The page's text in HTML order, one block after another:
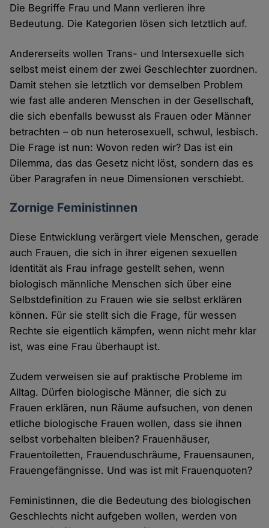
Die Begriffe Frau und Mann verlieren ihre
Bedeutung. Die Kategorien lösen sich letztlich auf.
Andererseits wollen Trans- und Intersexuelle sich
selbst meist einem der zwei Geschlechter zuordnen.
Damit stehen sie letztlich vor demselben Problem
wie fast alle anderen Menschen in der Gesellschaft,
die sich ebenfalls bewusst als Frauen oder Männer
betrachten – ob nun heterosexuell, schwul, lesbisch.
Die Frage ist nun: Wovon reden wir? Das ist ein
Dilemma, das das Gesetz nicht löst, sondern das es
über Paragrafen in neue Dimensionen verschiebt.
Zornige Feministinnen
Diese Entwicklung verärgert viele Menschen, gerade
auch Frauen, die sich in ihrer eigenen sexuellen
Identität als Frau infrage gestellt sehen, wenn
biologisch männliche Menschen sich über eine
Selbstdefinition zu Frauen wie sie selbst erklären
können. Für sie stellt sich die Frage, für wessen
Rechte sie eigentlich kämpfen, wenn nicht mehr klar
ist, was eine Frau überhaupt ist.
Zudem verweisen sie auf praktische Probleme im
Alltag. Dürfen biologische Männer, die sich zu
Frauen erklären, nun Räume aufsuchen, von denen
etliche biologische Frauen wollen, dass sie ihnen
selbst vorbehalten bleiben? Frauenhäuser,
Frauentoiletten, Frauenduschräume, Frauensaunen,
Frauengefängnisse. Und was ist mit Frauenquoten?
Feministinnen, die die Bedeutung des biologischen
Geschlechts nicht aufgeben wollen, werden von